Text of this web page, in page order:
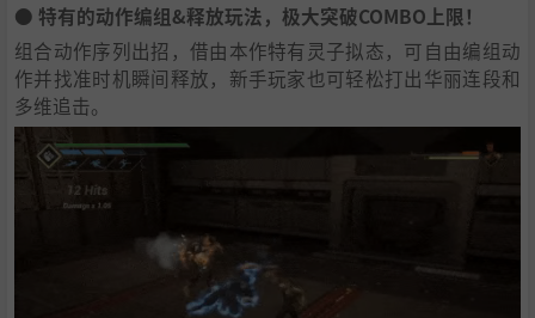
● 特有的动作编组&释放玩法，极大突破COMBO上限！
组合动作序列出招，借由本作特有灵子拟态，可自由编组动
作并找准时机瞬间释放，新手玩家也可轻松打出华丽连段和
多维追击。